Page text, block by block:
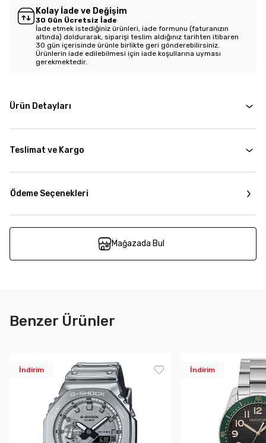
Kolay İade ve Değişim
30 Gün Ücretsiz İade
İade etmek istediğiniz ürünleri, iade formunu (faturanızın
altında) doldurarak, siparişi teslim aldığınız tarihten itibaren
30 gün içerisinde ürünle birlikte geri gönderebilirsiniz.
Ürünlerin iade edilebilmesi için iade koşullarına uyması
gerekmektedir.
Ürün Detayları
Teslimat ve Kargo
Ödeme Seçenekleri
Mağazada Bul
Benzer Ürünler
İndirim İndirim